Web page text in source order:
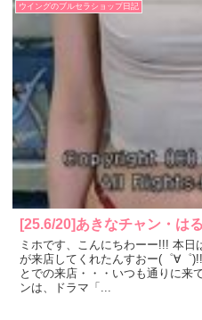
ウイングのブルセラショップ日記
[25.6/20]あきなチャン・は
ミホです、こんにちわーー!!! 本
が来店してくれたんすおー(゜∀゜
とでの来店・・・いつも通りに来
ンは、ドラマ「...